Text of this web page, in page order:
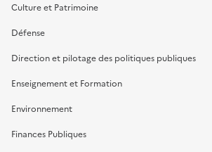
Culture et Patrimoine
Défense
Direction et pilotage des politiques publiques
Enseignement et Formation
Environnement
Finances Publiques